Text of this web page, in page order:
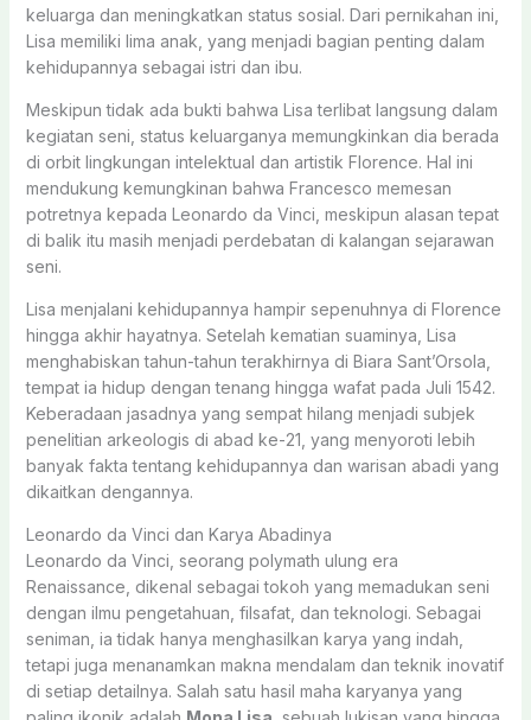
keluarga dan meningkatkan status sosial. Dari pernikahan ini,
Lisa memiliki lima anak, yang menjadi bagian penting dalam
kehidupannya sebagai istri dan ibu.
Meskipun tidak ada bukti bahwa Lisa terlibat langsung dalam
kegiatan seni, status keluarganya memungkinkan dia berada
di orbit lingkungan intelektual dan artistik Florence. Hal ini
mendukung kemungkinan bahwa Francesco memesan
potretnya kepada Leonardo da Vinci, meskipun alasan tepat
di balik itu masih menjadi perdebatan di kalangan sejarawan
seni.
Lisa menjalani kehidupannya hampir sepenuhnya di Florence
hingga akhir hayatnya. Setelah kematian suaminya, Lisa
menghabiskan tahun-tahun terakhirnya di Biara Sant’Orsola,
tempat ia hidup dengan tenang hingga wafat pada Juli 1542.
Keberadaan jasadnya yang sempat hilang menjadi subjek
penelitian arkeologis di abad ke-21, yang menyoroti lebih
banyak fakta tentang kehidupannya dan warisan abadi yang
dikaitkan dengannya.
Leonardo da Vinci dan Karya Abadinya
Leonardo da Vinci, seorang polymath ulung era
Renaissance, dikenal sebagai tokoh yang memadukan seni
dengan ilmu pengetahuan, filsafat, dan teknologi. Sebagai
seniman, ia tidak hanya menghasilkan karya yang indah,
tetapi juga menanamkan makna mendalam dan teknik inovatif
di setiap detailnya. Salah satu hasil maha karyanya yang